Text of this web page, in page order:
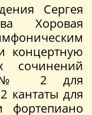
Сергея
Хоровая
концертную
сочинений
№ 2 для
кантаты для
фортепиано